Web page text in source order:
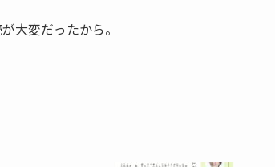
大変だったから。